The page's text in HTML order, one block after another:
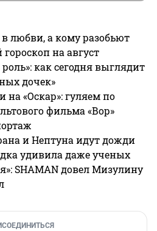
любви, а кому разобьют
на август
как сегодня выглядит
дочек»
на «Оскар»: гуляем по
фильма «Вор»
и Нептуна идут дожди
удивила даже ученых
SHAMAN довел Мизулину